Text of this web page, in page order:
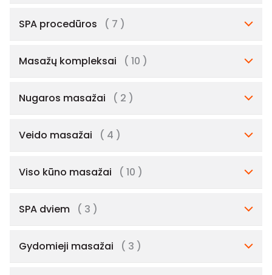
SPA procedūros ( 7 )
Masažų kompleksai ( 10 )
Nugaros masažai ( 2 )
Veido masažai ( 4 )
Viso kūno masažai ( 10 )
SPA dviem ( 3 )
Gydomieji masažai ( 3 )